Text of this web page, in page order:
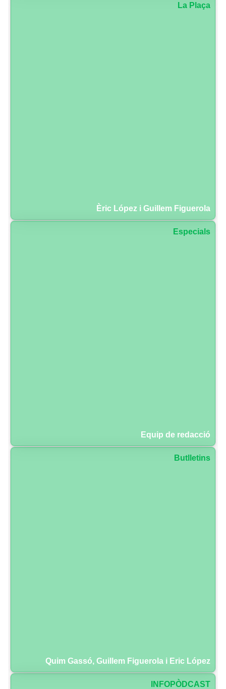
La Plaça
Èric López i Guillem Figuerola
Especials
Equip de redacció
Butlletins
Quim Gassó, Guillem Figuerola i Eric López
INFOPÒDCAST